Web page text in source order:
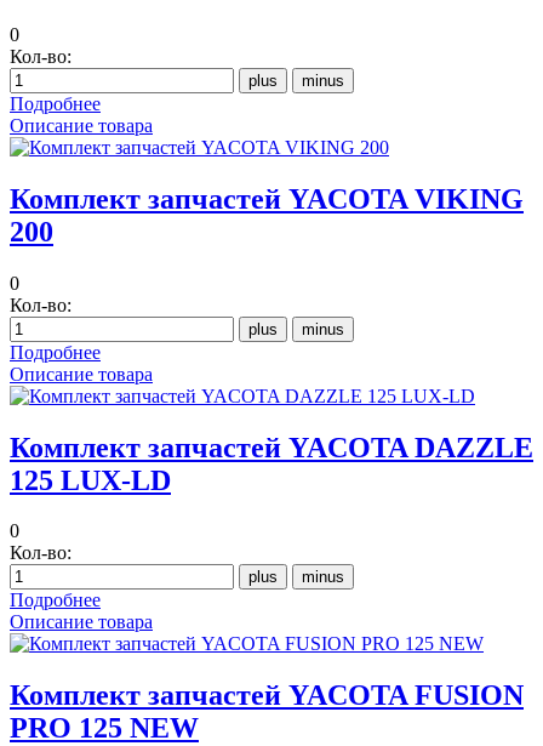
0
Кол-во:
Подробнее
Описание товара
Комплект запчастей YACOTA VIKING
200
0
Кол-во:
Подробнее
Описание товара
Комплект запчастей YACOTA DAZZLE
125 LUX-LD
0
Кол-во:
Подробнее
Описание товара
Комплект запчастей YACOTA FUSION
PRO 125 NEW